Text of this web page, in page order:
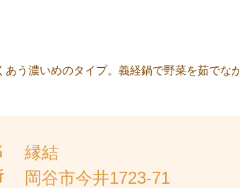
う濃いめのタイプ。義経鍋で野菜を茹でな
縁結
岡谷市今井1723-71